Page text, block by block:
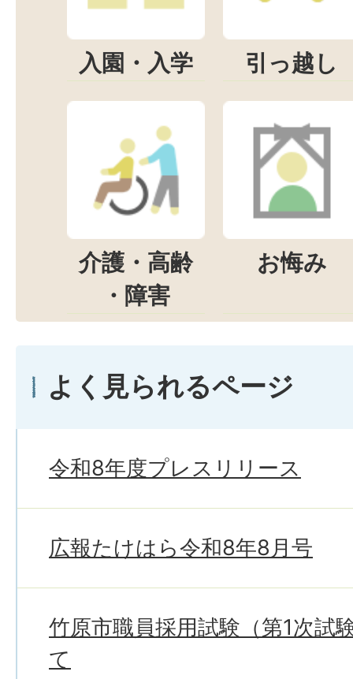
入園・入学 引っ越し
介護・高齢
・障害
お悔み
よく見られるページ
令和8年度プレスリリース
広報たけはら令和8年8月号
竹原市職員採用試験（第1次試
て